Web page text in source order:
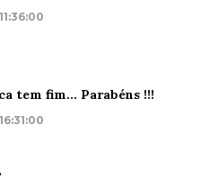
tem fim... Parabéns !!!